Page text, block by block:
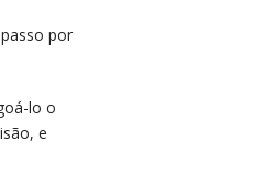
por
lo o
e